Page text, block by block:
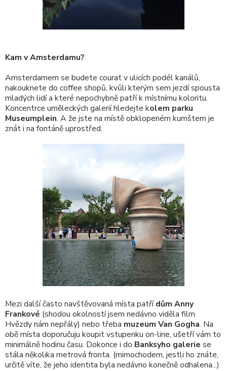
Kam v Amsterdamu?
Amsterdamem se budete courat v ulicích podél kanálů,
nakouknete do coffee shopů, kvůli kterým sem jezdí spousta
mladých lidí a které nepochybně patří k místnímu koloritu.
Koncentrce uměleckých galerií hledejte kolem parku
Museumplein. A že jste na místě obklopeném kumštem je
znát i na fontáně uprostřed.
Mezi další často navštěvovaná místa patřídům Anny
Frankové (shodou okolností jsem nedávno viděla film
Hvězdy nám nepřály) nebo třeba muzeum Van Gogha. Na
obě místa doporučuju koupit vstupenku on-line, ušetří vám to
minimálně hodinu času. Dokonce i do Banksyho galerie se
stála několika metrová fronta. (mimochodem, jestli ho znáte,
určitě víte, že jeho identita byla nedávno konečně odhalena...)